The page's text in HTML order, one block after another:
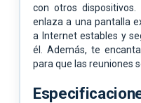
con otros dispositivos.
enlaza a una pantalla
a Internet estables y
él. Además, te
para que las reuniones